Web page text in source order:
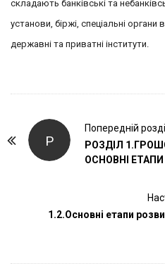
складають банківські та
установи, біржі, спеціальні
державні та приватні інститути.
Р
Попередній
РОЗДІЛ
ОСНОВНІ
1.2.Основні етапи